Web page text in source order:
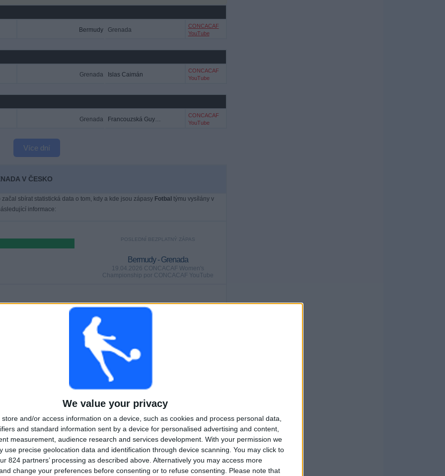
We value your privacy
store and/or access information on a device, such as cookies and process personal data,
and standard information sent by a device for personalised advertising and content,
measurement, audience research and services development. With your permission we
use precise geolocation data and identification through device scanning. You may click to
824 partners’ processing as described above. Alternatively you may access more
change your preferences before consenting or to refuse consenting.
Please note that
Bermudy Grenada
CONCACAF
YouTube
Grenada Islas Caimán
CONCACAF
YouTube
Grenada Francouzská Guyana
CONCACAF
YouTube
Více dní
V ČESKO
začal sbírat statistická data o tom, kdy a kde jsou zápasy Fotbal týmu vysílány v
informace:
POSLEDNÍ BEZPLATNÝ ZÁPAS
Bermudy - Grenada
19.04.2026 CONCACAF Women's
Championship por CONCACAF YouTube
DNY
zápasu
HRY
0
Po sobě jdoucí
placené
VS Kostarika
7
Soutěže
Žebříček podle soutěží
Liga národů CONCACAF
14 (34,15%)
Mistrovství světa U17 – ženy
9 (21,95%)
Mistrovství CONCACAF do 20 let
5 (12,2%)